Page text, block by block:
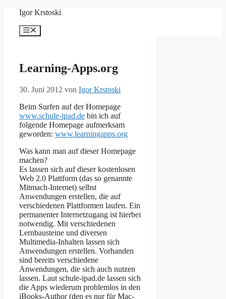
springen
Igor Krstoski
Menü
Learning-Apps.org
30. Juni 2012 von Igor Krstoski
Beim Surfen auf der Homepage
www.schule-ipad.de bin ich auf
folgende Homepage aufmerksam
geworden: www.learningapps.org
Was kann man auf dieser Homepage
machen?
Es lassen sich auf dieser kostenlosen
Web 2.0 Plattform (das so genannte
Mitmach-Internet) selbst
Anwendungen erstellen, die auf
verschiedenen Plattformen laufen. Ein
permanenter Internetzugang ist hierbei
notwendig. Mit verschiedenen
Lernbausteine und diversen
Multimedia-Inhalten lassen sich
Anwendungen erstellen. Vorhanden
sind bereits verschiedene
Anwendungen, die sich auch nutzen
lassen. Laut schule-ipad.de lassen sich
die Apps wiederum problemlos in den
iBooks-Author (den es nur für Mac-